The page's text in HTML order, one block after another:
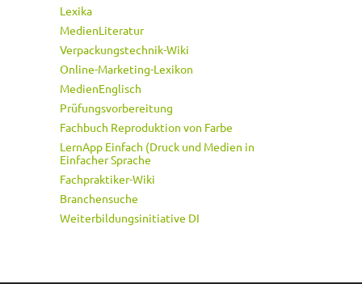
Lexika
MedienLiteratur
Verpackungstechnik-Wiki
Online-Marketing-Lexikon
MedienEnglisch
Prüfungsvorbereitung
Fachbuch Reproduktion von Farbe
LernApp Einfach (Druck und Medien in
Einfacher Sprache
Fachpraktiker-Wiki
Branchensuche
Weiterbildungsinitiative DI